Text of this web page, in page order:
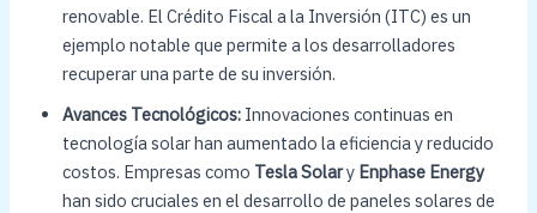
renovable. El Crédito Fiscal a la Inversión (ITC) es un
ejemplo notable que permite a los desarrolladores
recuperar una parte de su inversión.
Avances Tecnológicos:Innovaciones continuas en
tecnología solar han aumentado la eficiencia y reducido
costos. Empresas como Tesla Solary Enphase Energy
han sido cruciales en el desarrollo de paneles solares de